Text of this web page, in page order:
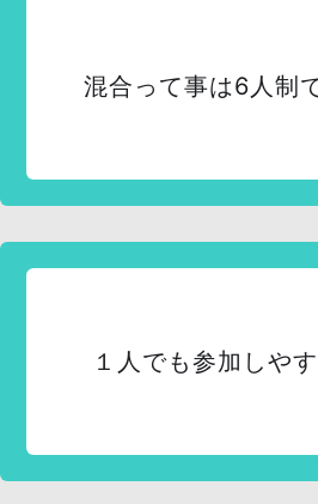
混合って事は6人制
１人でも参加しや